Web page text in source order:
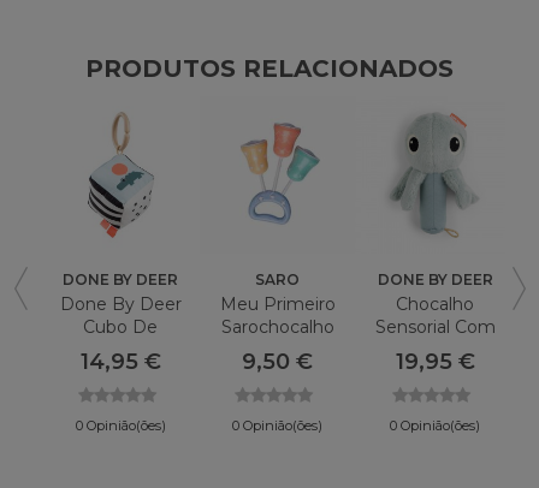
PRODUTOS RELACIONADOS
DONE BY DEER
Done By Deer
Cubo De
Brinquedo Do
Bebê Nuvens
Felizes
14,95 €
0 Opinião(ões)
SARO
Meu Primeiro
Sarochocalho
9,50 €
0 Opinião(ões)
DONE BY DEER
Chocalho
Sensorial Com
Espelho DONE
BY DEER Geleia
19,95 €
0 Opinião(ões)